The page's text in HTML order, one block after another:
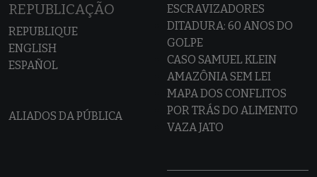
REPUBLICAÇÃO
REPUBLIQUE
ENGLISH
ESPAÑOL
ALIADOS DA PÚBLICA
ESCRAVIZADORES
DITADURA: 60 ANOS DO
GOLPE
CASO SAMUEL KLEIN
AMAZÔNIA SEM LEI
MAPA DOS CONFLITOS
POR TRÁS DO ALIMENTO
VAZA JATO